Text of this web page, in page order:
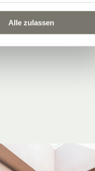
Alle zulassen